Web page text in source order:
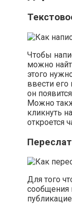
Чтобы
можно
этого
ввести его
он
Можно
кликнуть
откроется
Для того
сообщения